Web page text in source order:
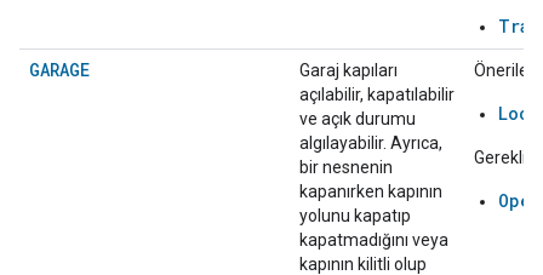
GARAGE
Garaj kapıları
açılabilir, kapatılabilir
ve açık durumu
algılayabilir. Ayrıca,
bir nesnenin
kapanırken kapının
yolunu kapatıp
kapatmadığını veya
kapının kilitli olup
Önerilen:
Gerekli: